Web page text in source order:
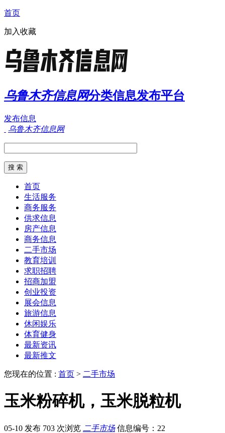
首页
加入收藏
乌鲁木齐信息网分类信息发布平台
发布信息
乌鲁木齐信息网
首页
生活服务
商务服务
供求信息
房产信息
商务信息
二手市场
教育培训
求职招聘
招商加盟
创业投资
展会信息
旅游信息
休闲娱乐
体育健身
最新资讯
最新推文
您现在的位置 : 首页 > 二手市场
玉米粉碎机，玉米脱粒机
05-10 发布 703 次浏览 二手市场 信息编号：22